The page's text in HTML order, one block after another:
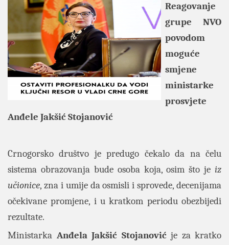
Reagovanje
grupe NVO
povodom
moguće
smjene
ministarke
prosvjete
Anđele Jakšić Stojanović
Crnogorsko društvo je predugo čekalo da na čelu
sistema obrazovanja bude osoba koja, osim što je iz
učionice, zna i umije da osmisli i sprovede, decenijama
očekivane promjene, i u kratkom periodu obezbijedi
rezultate.
Ministarka Anđela Jakšić Stojanovićje za kratko